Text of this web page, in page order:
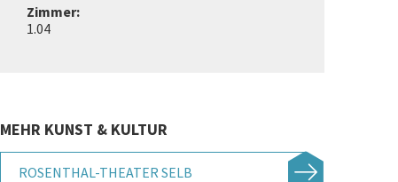
Zimmer:
1.04
MEHR KUNST & KULTUR
ROSENTHAL-THEATER SELB